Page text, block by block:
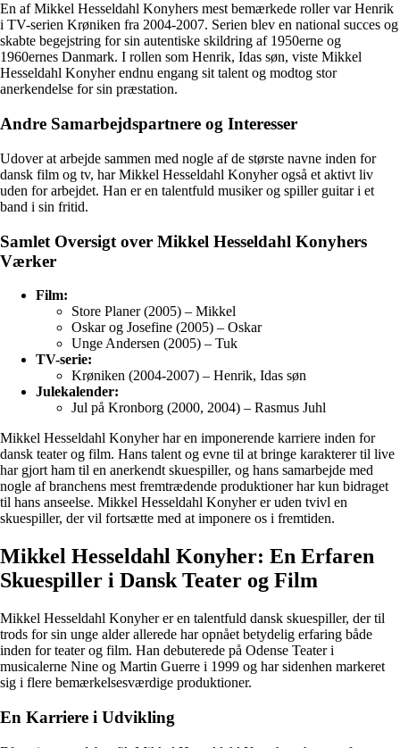
En af Mikkel Hesseldahl Konyhers mest bemærkede roller var Henrik
i TV-serien Krøniken fra 2004-2007. Serien blev en national succes og
skabte begejstring for sin autentiske skildring af 1950erne og
1960ernes Danmark. I rollen som Henrik, Idas søn, viste Mikkel
Hesseldahl Konyher endnu engang sit talent og modtog stor
anerkendelse for sin præstation.
Andre Samarbejdspartnere og Interesser
Udover at arbejde sammen med nogle af de største navne inden for
dansk film og tv, har Mikkel Hesseldahl Konyher også et aktivt liv
uden for arbejdet. Han er en talentfuld musiker og spiller guitar i et
band i sin fritid.
Samlet Oversigt over Mikkel Hesseldahl Konyhers
Værker
Film:
Store Planer (2005) – Mikkel
Oskar og Josefine (2005) – Oskar
Unge Andersen (2005) – Tuk
TV-serie:
Krøniken (2004-2007) – Henrik, Idas søn
Julekalender:
Jul på Kronborg (2000, 2004) – Rasmus Juhl
Mikkel Hesseldahl Konyher har en imponerende karriere inden for
dansk teater og film. Hans talent og evne til at bringe karakterer til live
har gjort ham til en anerkendt skuespiller, og hans samarbejde med
nogle af branchens mest fremtrædende produktioner har kun bidraget
til hans anseelse. Mikkel Hesseldahl Konyher er uden tvivl en
skuespiller, der vil fortsætte med at imponere os i fremtiden.
Mikkel Hesseldahl Konyher: En Erfaren
Skuespiller i Dansk Teater og Film
Mikkel Hesseldahl Konyher er en talentfuld dansk skuespiller, der til
trods for sin unge alder allerede har opnået betydelig erfaring både
inden for teater og film. Han debuterede på Odense Teater i
musicalerne Nine og Martin Guerre i 1999 og har sidenhen markeret
sig i flere bemærkelsesværdige produktioner.
En Karriere i Udvikling